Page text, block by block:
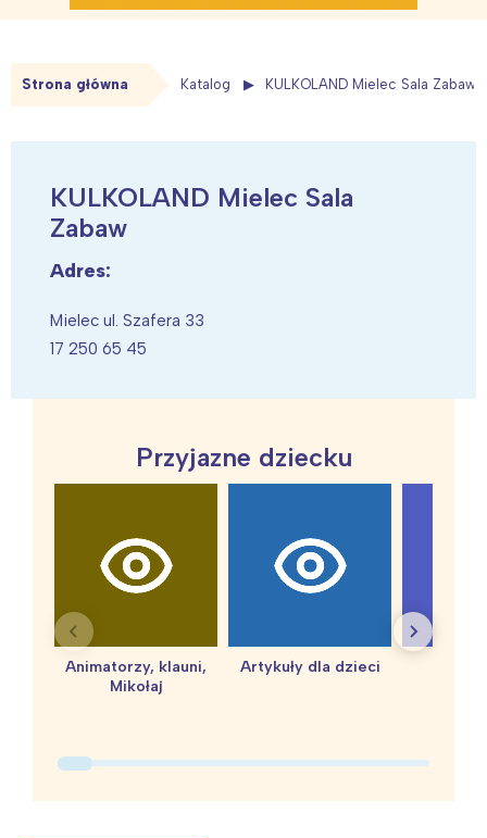
Strona główna Katalog KULKOLAND Mielec Sala Zabaw
KULKOLAND Mielec Sala
Zabaw
Adres:
Mielec ul. Szafera 33
17 250 65 45
Przyjazne dziecku
Animatorzy, klauni,
Mikołaj
Artykuły dla dzieci